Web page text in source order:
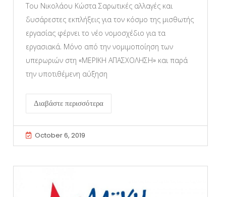
Του Νικολάου Κώστα Σαρωτικές αλλαγές και
δυσάρεστες εκπλήξεις για τον κόσμο της μισθωτής
εργασίας φέρνει το νέο νομοσχέδιο για τα
εργασιακά. Μόνο από την νομιμοποίηση των
υπερωριών στη «ΜΕΡΙΚΗ ΑΠΑΣΧΟΛΗΣΗ» και παρά
την υποτιθέμενη αύξηση
Διαβάστε περισσότερα
October 6, 2019